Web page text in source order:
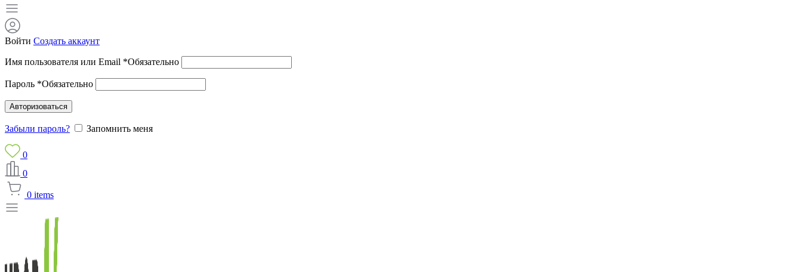
Войти Создать аккаунт
Имя пользователя или Email *Обязательно
Пароль *Обязательно
Авторизоваться
Забыли пароль? Запомнить меня
0
0
0 items